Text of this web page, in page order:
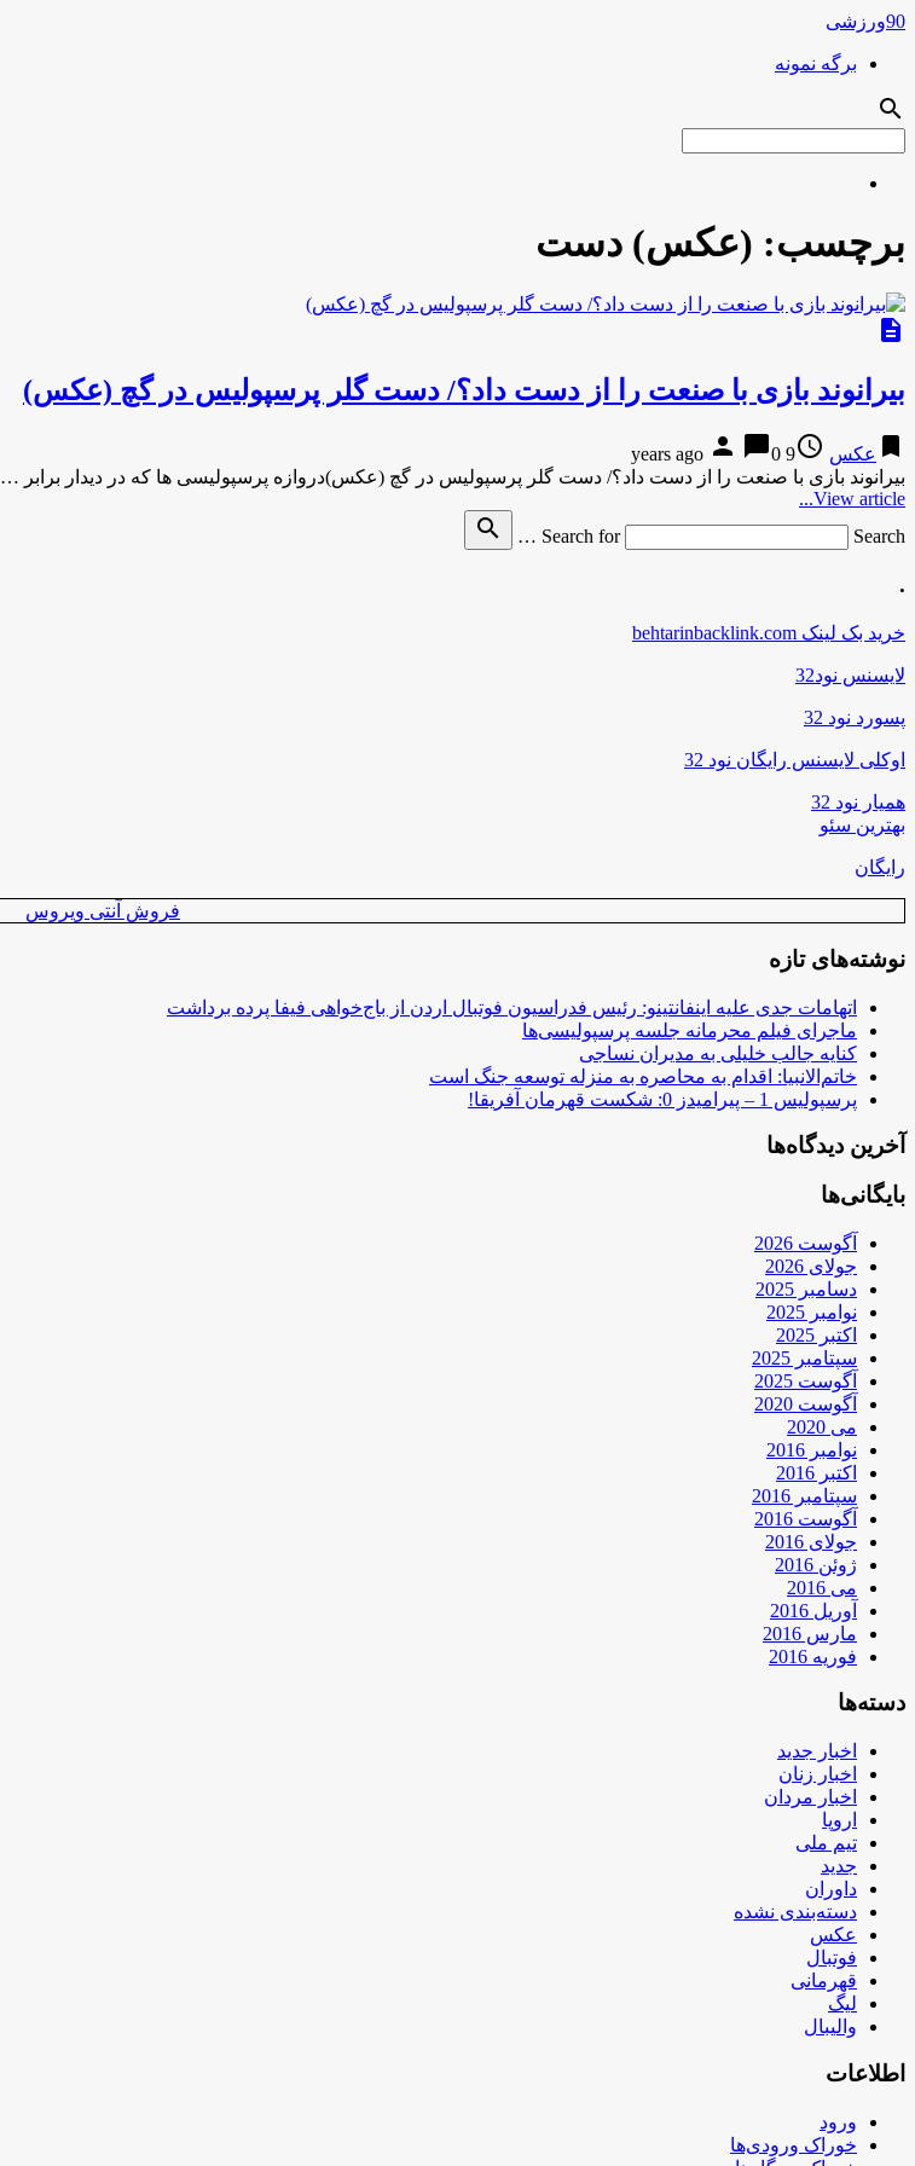
90ورزشی
برگه نمونه
search
برچسب: (عکس) دست
description
بیرانوند بازی با صنعت را از دست داد؟/ دست گلر پرسپولیس در گچ (عکس)
bookmark عکس access_time
9 years ago
person chat_bubble0
بیرانوند بازی با صنعت را از دست داد؟/ دست گلر پرسپولیس در گچ (عکس)دروازه پرسپولیسی ها که در دیدار برابر …
View article...
Search for
Search …
search
.
خرید بک لینک behtarinbacklink.com
لایسنس نود32
پسورد نود 32
اوکلی لایسنس رایگان نود 32
همیار نود 32
بهترین سئو
رایگان
فروش آنتی ویروس
نوشته‌های تازه
اتهامات جدی علیه اینفانتینو: رئیس فدراسیون فوتبال اردن از باج‌خواهی فیفا پرده برداشت
ماجرای فیلم محرمانه جلسه پرسپولیسی‌ها
کنایه جالب خلیلی به مدیران نساجی
خاتم‌الانبیا: اقدام به محاصره به منزله توسعه جنگ است
پرسپولیس 1 – پیرامیدز 0: شکست قهرمان آفریقا!
آخرین دیدگاه‌ها
بایگانی‌ها
آگوست 2026
جولای 2026
دسامبر 2025
نوامبر 2025
اکتبر 2025
سپتامبر 2025
آگوست 2025
آگوست 2020
می 2020
نوامبر 2016
اکتبر 2016
سپتامبر 2016
آگوست 2016
جولای 2016
ژوئن 2016
می 2016
آوریل 2016
مارس 2016
فوریه 2016
دسته‌ها
اخبار جدید
اخبار زنان
اخبار مردان
اروپا
تیم ملی
جدید
داوران
دسته‌بندی نشده
عکس
فوتبال
قهرمانی
لیگ
والیبال
اطلاعات
ورود
خوراک ورودی‌ها